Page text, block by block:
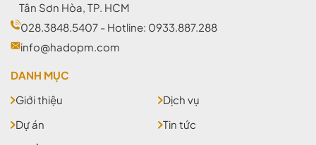
Tân Sơn Hòa, TP. HCM
028.3848.5407 - Hotline: 0933.887.288
info@hadopm.com
DANH MỤC
Giới thiệu
Dịch vụ
Dự án
Tin tức